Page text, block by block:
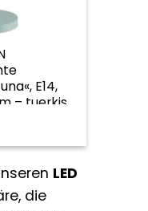
E14,
– tuerkis
LED
die